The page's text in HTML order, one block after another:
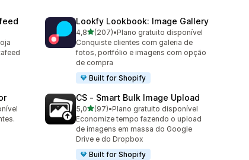
Lookfy Lookbook: Image Gallery
4,8de 5 estrelas
(207)
207 avaliações ao todo
•Plano gratuito disponível
Conquiste clientes com galeria de
fotos, portfólio e imagens com opção
de compra
Built for Shopify
CS ‑ Smart Bulk Image Upload
5,0de 5 estrelas
(97)
97 avaliações ao todo
•Plano gratuito disponível
Economize tempo fazendo o upload
de imagens em massa do Google
Drive e do Dropbox
Built for Shopify